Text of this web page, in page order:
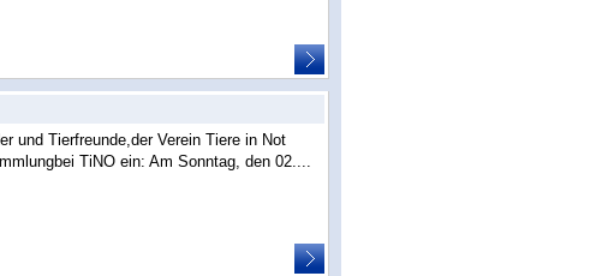
und Tierfreunde,der Verein Tiere in Not
TiNO ein: Am Sonntag, den 02....